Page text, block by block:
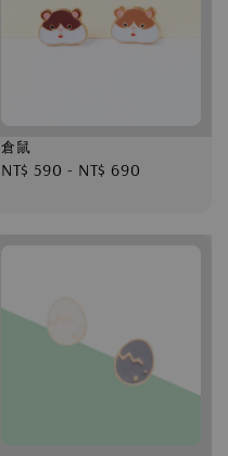
倉鼠
Regular
NT$ 590 - NT$ 690